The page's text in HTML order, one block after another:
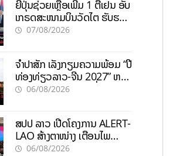
ຍີ່ປຸ່ນຊ່ວຍເຫຼືອເພີ່ມ 1 ຕື້ເຢນ ອັບ
ເກຣດສະໜາມບິນວັດໄຕ ຮັບຮອງ
ການເຕີບໂຕ
07/08/2026
ຈຳປາສັກ ເລັ່ງກຽມຄວາມພ້ອມ “ປີ
ທ່ອງທ່ຽວລາວ-ຈີນ 2027” ຫວັງ
ກະຕຸ້ນເສດຖະກິດທ້ອງຖິ່ນ
06/08/2026
ສປປ ລາວ ເປີດໂຄງການ ALERT-
LAO ສ້າງຕາໜ່າງ ເຕືອນໄພ
ພະຍາດລະບາດທົ່ວປະເທດ
06/08/2026